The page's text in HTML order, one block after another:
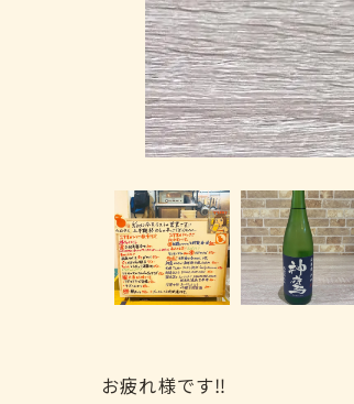
お疲れ様です‼️